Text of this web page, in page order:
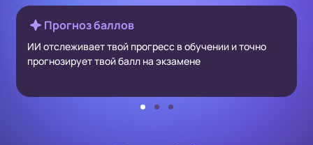
Прогноз баллов
ИИ отслеживает твой прогресс в обучении и точно
прогнозирует твой балл на экзамене